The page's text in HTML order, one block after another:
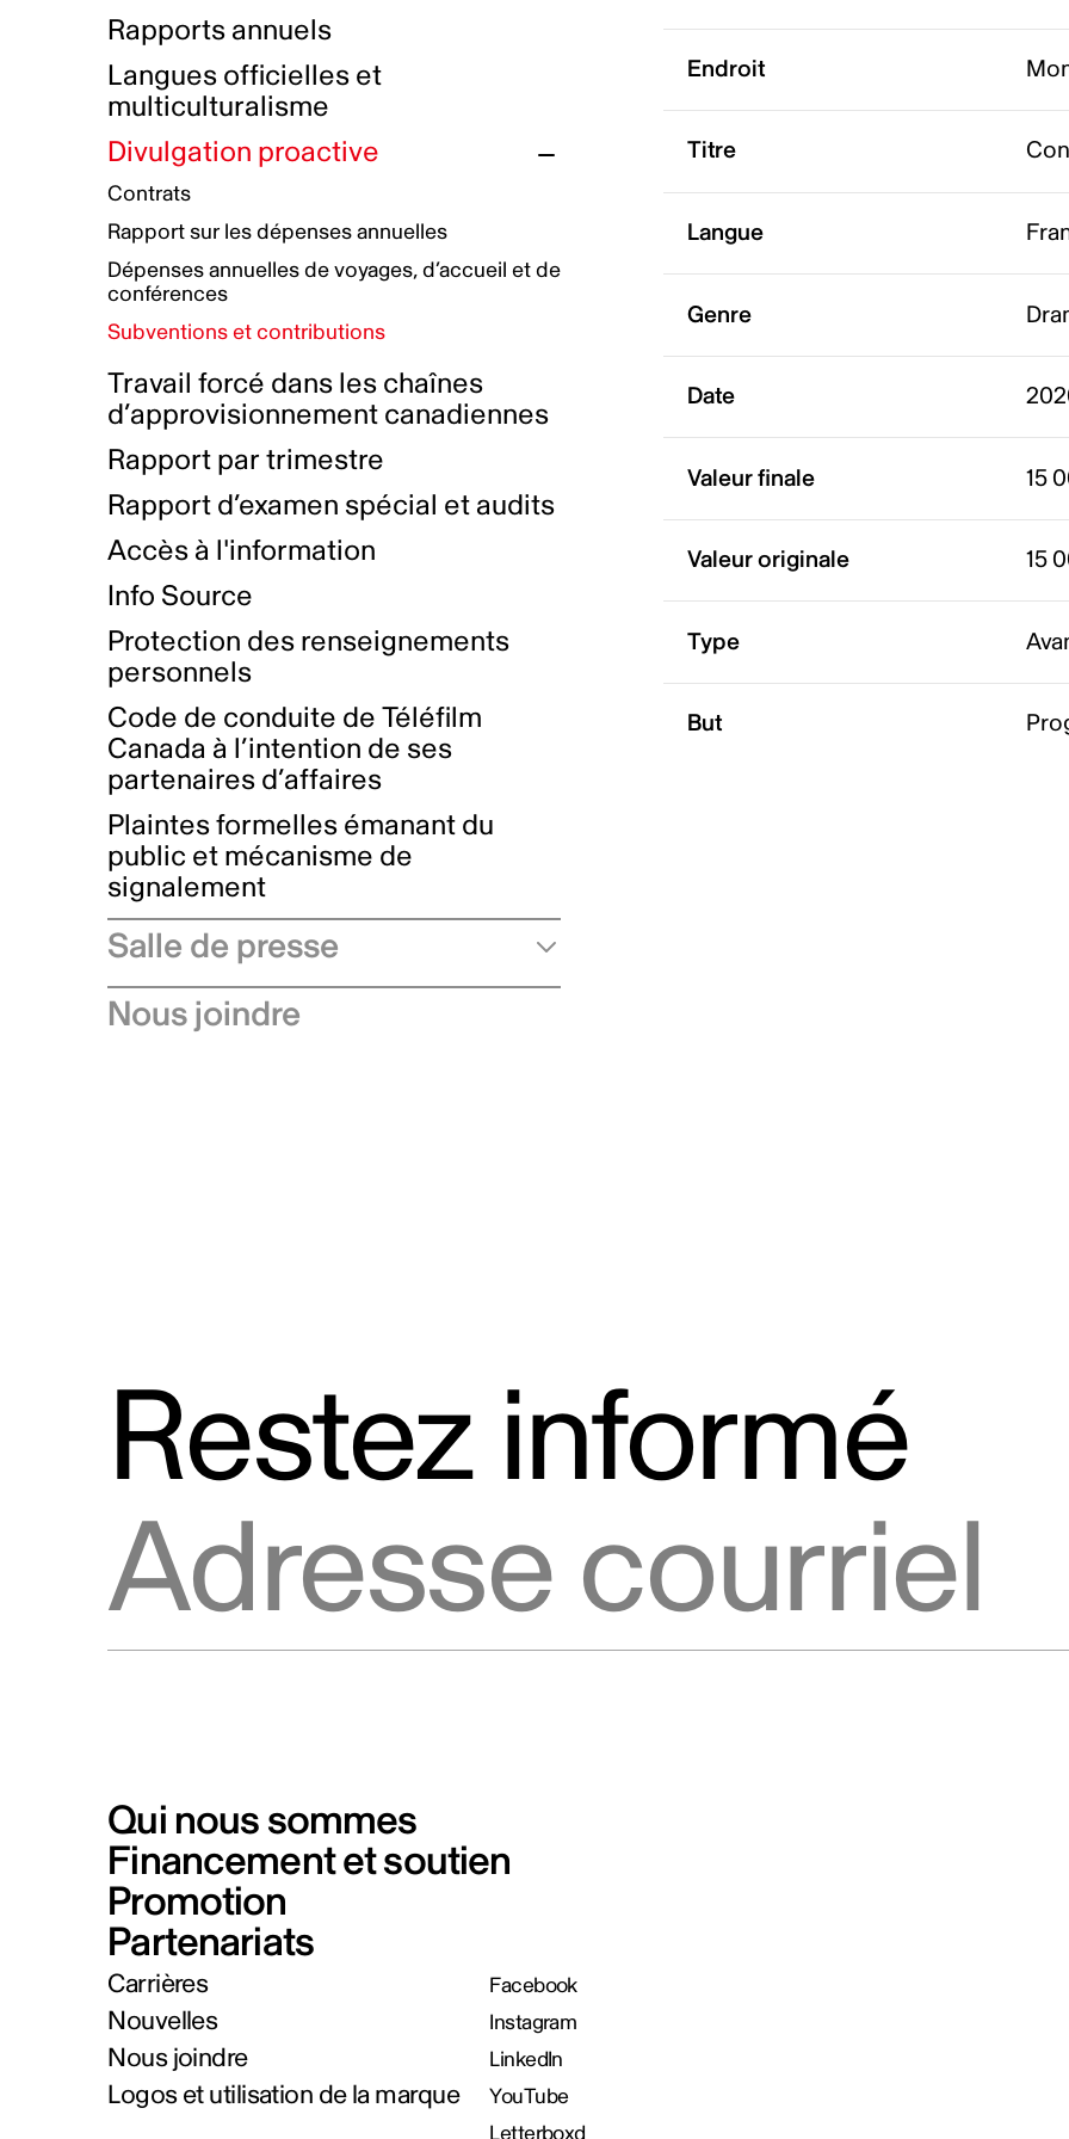
Initiatives autochtones
Plan de réconciliation autochtone
Groupe de travail autochtone
Principes directeurs sur le
harcèlement
Plan d’action pour la parité
Plan d'équité, de diversité,
d'inclusion et d'accessibilité
Boîte à outils pour le récit authentique
Collecte de données et l’auto-identification
Plan d'accessibilité
Rémunération et avantages
Prix et certifications
Nos valeurs d’entreprise
Rapports annuels
Langues officielles et
multiculturalisme
Divulgation proactive
Contrats
Rapport sur les dépenses annuelles
Dépenses annuelles de voyages, d’accueil et de
conférences
Subventions et contributions
Travail forcé dans les chaînes
d’approvisionnement canadiennes
Rapport par trimestre
Rapport d’examen spécial et audits
Accès à l'information
Info Source
Protection des renseignements
personnels
Code de conduite de Téléfilm
Canada à l’intention de ses
partenaires d’affaires
Plaintes formelles émanant du
public et mécanisme de
signalement
Salle de presse
Communiqués de presse
Nous joindre
Endroit
Titre
Langue
Genre
Date
Valeur finale 15
Valeur originale 15
Type
But
Restez informé
Qui nous sommes
Financement et soutien
Promotion
Partenariats
Carrières
Nouvelles
Nous joindre
Logos et utilisation de la marque
Facebook
Instagram
LinkedIn
YouTube
Letterboxd